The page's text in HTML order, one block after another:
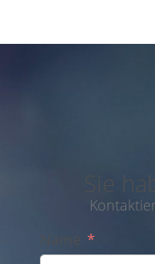
Sie
Name